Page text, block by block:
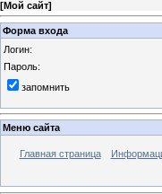
[Мой сайт]
Форма входа
Логин:
Пароль:
запомнить
Меню сайта
Главная страница